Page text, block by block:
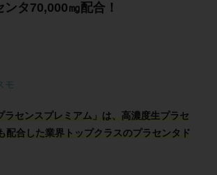
タ70,000㎎配合！
モ
ラセンスプレミアム」は、高濃度生プラセ
配合した業界トップクラスのプラセンタド